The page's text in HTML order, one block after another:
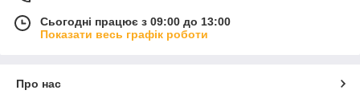
Сьогодні працює з 09:00 до 13:00
Показати весь графік роботи
Про нас